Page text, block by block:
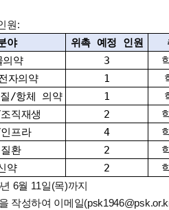
원:
야 위촉 예정 인원
의약 3
자의약 1
/항체 의약
1
직재생
2
프라
4
환
2
약
2
6월 11일(목)까지
작성하여 이메일